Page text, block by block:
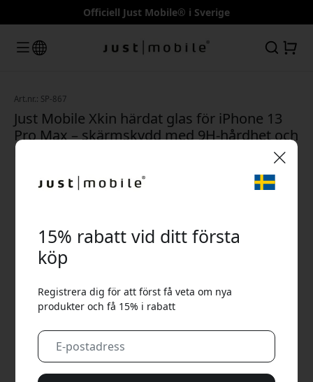
Officiell Just Mobile® i Sverige
Art.nr.: SP-867
Just Mobile Xkin härdat glas för iPhone 13
Pro Max – skärmskydd med 9H-hårdhet och
HD-klarhet i tunn design
15% rabatt vid ditt första
köp
Registrera dig för att först få veta om nya
produkter och få 15% i rabatt
🎉 Din rabattkod:
Använd denna kod i kassan för att få 15% rabatt.